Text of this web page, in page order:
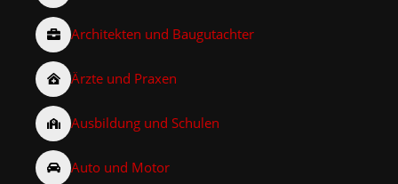
Architekten und Baugutachter
Ärzte und Praxen
Ausbildung und Schulen
Auto und Motor